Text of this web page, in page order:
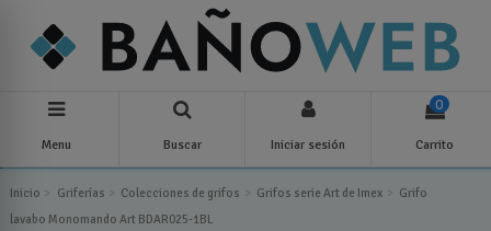
Menu Buscar Iniciar sesión
0
Carrito
Inicio Griferías Colecciones de grifos Grifos serie Art de Imex
Grifo
lavabo Monomando Art BDAR025-1BL